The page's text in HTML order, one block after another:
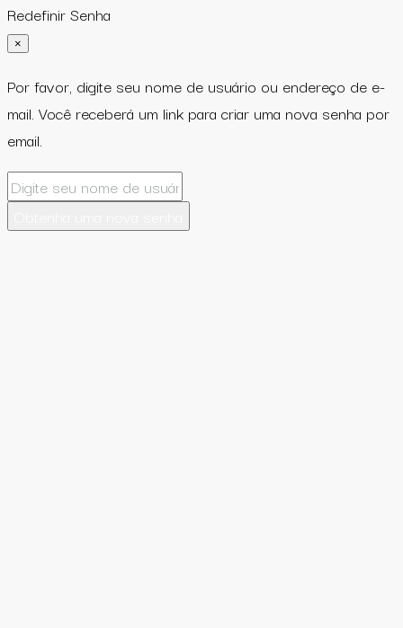
Redefinir Senha
×
Por favor, digite seu nome de usuário ou endereço de e-
mail. Você receberá um link para criar uma nova senha por
email.